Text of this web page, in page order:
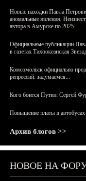
Новые находки Павла
аномальные явления,
автора в Амурске по 2025
Официальные публикации
в газетах Тихоокеанская
Комсомольск официально
репрессий: задумаемся...
Кого боится Путин: Сергей
Повышение платы в автобусах
Архив блогов >>
НОВОЕ НА